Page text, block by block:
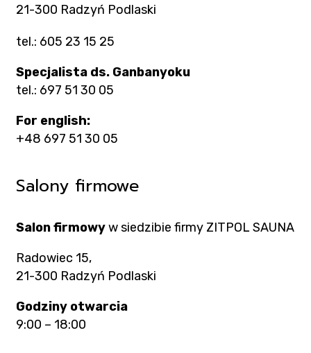
21-300 Radzyń Podlaski
tel.: 605 23 15 25
Specjalista ds. Ganbanyoku
tel.: 697 51 30 05
For english:
+48 697 51 30 05
Salony firmowe
Salon firmowyw siedzibie firmy ZITPOL SAUNA
Radowiec 15,
21-300 Radzyń Podlaski
Godziny otwarcia
9:00 – 18:00